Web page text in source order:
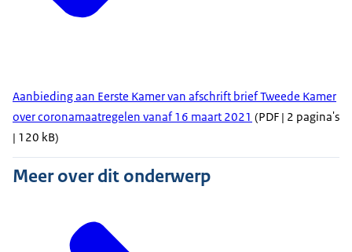
Aanbieding aan Eerste Kamer van afschrift brief Tweede Kamer
over coronamaatregelen vanaf 16 maart 2021 (PDF | 2 pagina's
| 120 kB)
Meer over dit onderwerp